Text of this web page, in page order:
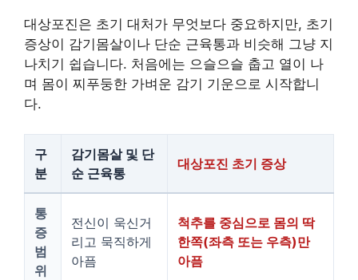
대상포진은 초기 대처가 무엇보다 중요하지만, 초기
증상이 감기몸살이나 단순 근육통과 비슷해 그냥 지
나치기 쉽습니다. 처음에는 으슬으슬 춥고 열이 나
며 몸이 찌푸둥한 가벼운 감기 기운으로 시작합니
다.
구
분
감기몸살 및 단
순 근육통
대상포진 초기 증상
통
증
범
위
전신이 욱신거
리고 묵직하게
아픔
척추를 중심으로 몸의 딱
한쪽(좌측 또는 우측)만
아픔